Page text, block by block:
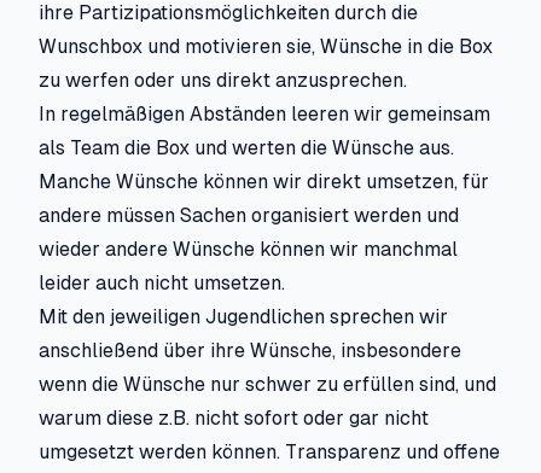
ihre Partizipationsmöglichkeiten durch die
Wunschbox und motivieren sie, Wünsche in die Box
zu werfen oder uns direkt anzusprechen.
In regelmäßigen Abständen leeren wir gemeinsam
als Team die Box und werten die Wünsche aus.
Manche Wünsche können wir direkt umsetzen, für
andere müssen Sachen organisiert werden und
wieder andere Wünsche können wir manchmal
leider auch nicht umsetzen.
Mit den jeweiligen Jugendlichen sprechen wir
anschließend über ihre Wünsche, insbesondere
wenn die Wünsche nur schwer zu erfüllen sind, und
warum diese z.B. nicht sofort oder gar nicht
umgesetzt werden können. Transparenz und offene